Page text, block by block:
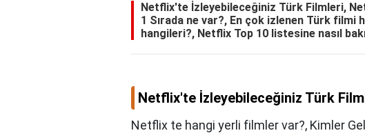
Netflix'te İzleyebileceğiniz Türk Filmleri,
1 Sırada ne var?, En çok izlenen Türk
hangileri?, Netflix Top 10 listesine nasıl
Netflix'te İzleyebileceğiniz Türk
Netflix te hangi yerli filmler var?, Kimler